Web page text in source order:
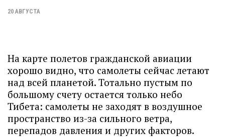
20 АВГУСТА
На карте полетов гражданской авиации
хорошо видно, что самолеты сейчас летают
над всей планетой. Тотально пустым по
большому счету остается только небо
Тибета: самолеты не заходят в воздушное
пространство из-за сильного ветра,
перепадов давления и других факторов.